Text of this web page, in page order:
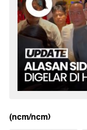
(ncm/ncm)